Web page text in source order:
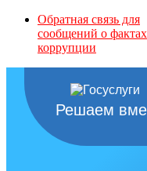
Обратная связь для
сообщений о фактах
коррупции
Решаем